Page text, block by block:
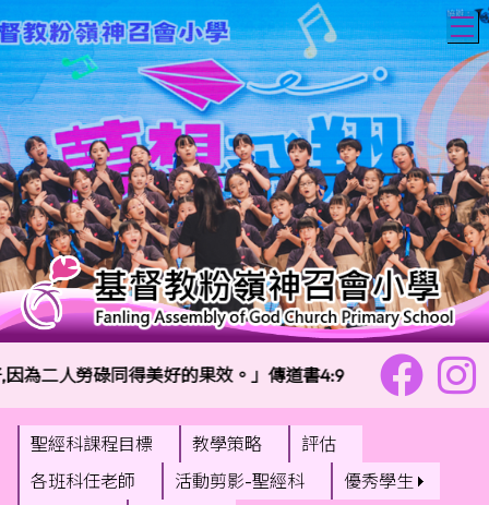
為二人勞碌同得美好的果效。」傳道書4:9 校訓：
聖經科課程目標 教學策略
評估
各班科任老師
活動剪影-聖經科
優秀學生